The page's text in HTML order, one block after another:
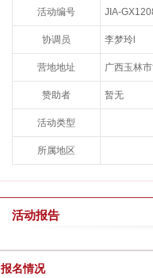
活动编号 JIA-
协调员 李梦玲l
营地地址 广西玉林
赞助者 暂无
活动类型
所属地区
活动报告
报名情况